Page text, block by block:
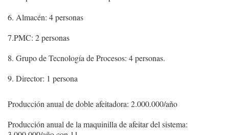
6. Almacén: 4 personas
7.PMC: 2 personas
8. Grupo de Tecnología de Procesos: 4 personas.
9. Director: 1 persona
Producción anual de doble afeitadora: 2.000.000/año
Producción anual de la maquinilla de afeitar del sistema: